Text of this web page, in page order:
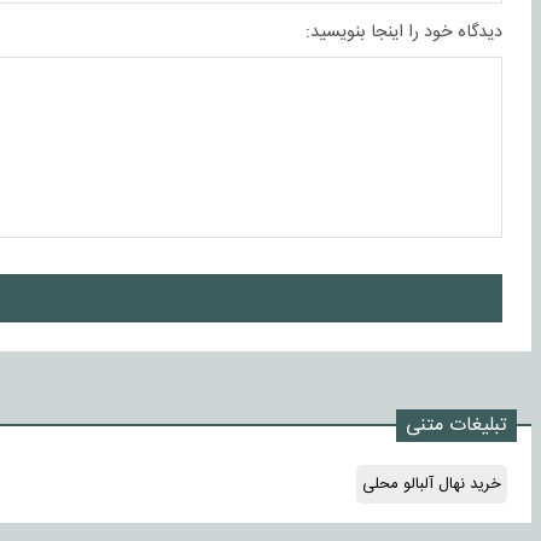
دیدگاه خود را اینجا بنویسید:
تبلیغات متنی
خرید نهال آلبالو محلی